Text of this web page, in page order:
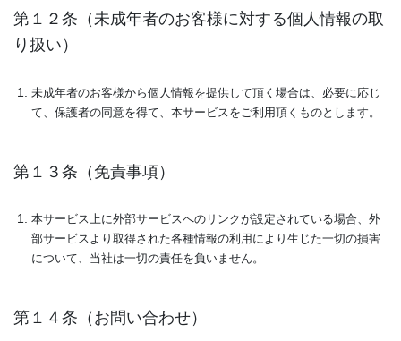
第１２条（未成年者のお客様に対する個人情報の取
り扱い）
未成年者のお客様から個人情報を提供して頂く場合は、必要に応じ
て、保護者の同意を得て、本サービスをご利用頂くものとします。
第１３条（免責事項）
本サービス上に外部サービスへのリンクが設定されている場合、外
部サービスより取得された各種情報の利用により生じた一切の損害
について、当社は一切の責任を負いません。
第１４条（お問い合わせ）